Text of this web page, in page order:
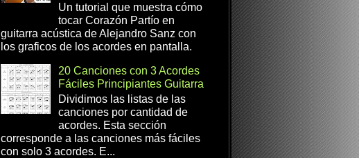
Un tutorial que muestra cómo
tocar Corazón Partío en
guitarra acústica de Alejandro Sanz con
los graficos de los acordes en pantalla.
20 Canciones con 3 Acordes
Fáciles Principiantes Guitarra
Dividimos las listas de las
canciones por cantidad de
acordes. Esta sección
corresponde a las canciones más fáciles
con solo 3 acordes. E...